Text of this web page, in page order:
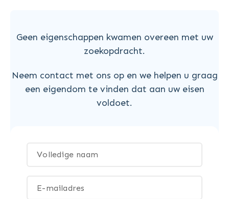
Geen eigenschappen kwamen overeen met uw
zoekopdracht.
Neem contact met ons op en we helpen u graag
een eigendom te vinden dat aan uw eisen
voldoet.